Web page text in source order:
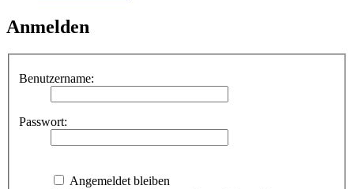
Anmelden
Benutzername:
Passwort:
Angemeldet bleiben